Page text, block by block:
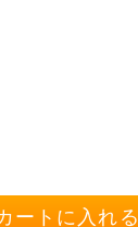
ートに入れる